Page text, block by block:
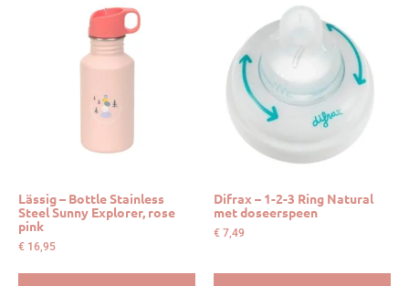
Lässig – Bottle Stainless
Steel Sunny Explorer, rose
pink
€ 16,95
Difrax – 1-2-3 Ring Natural
met doseerspeen
€ 7,49